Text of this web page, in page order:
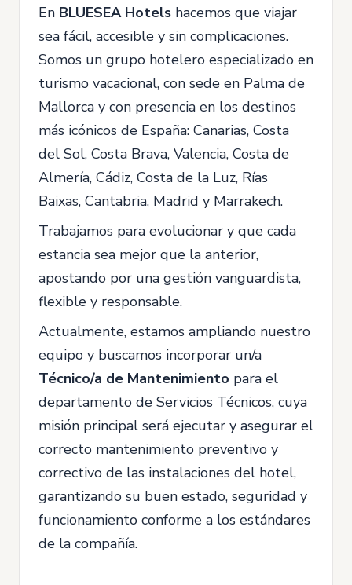
En BLUESEA Hotels hacemos que viajar
sea fácil, accesible y sin complicaciones.
Somos un grupo hotelero especializado en
turismo vacacional, con sede en Palma de
Mallorca y con presencia en los destinos
más icónicos de España: Canarias, Costa
del Sol, Costa Brava, Valencia, Costa de
Almería, Cádiz, Costa de la Luz, Rías
Baixas, Cantabria, Madrid y Marrakech.
Trabajamos para evolucionar y que cada
estancia sea mejor que la anterior,
apostando por una gestión vanguardista,
flexible y responsable.
Actualmente, estamos ampliando nuestro
equipo y buscamos incorporar un/a
Técnico/a de Mantenimiento para el
departamento de Servicios Técnicos, cuya
misión principal será ejecutar y asegurar el
correcto mantenimiento preventivo y
correctivo de las instalaciones del hotel,
garantizando su buen estado, seguridad y
funcionamiento conforme a los estándares
de la compañía.